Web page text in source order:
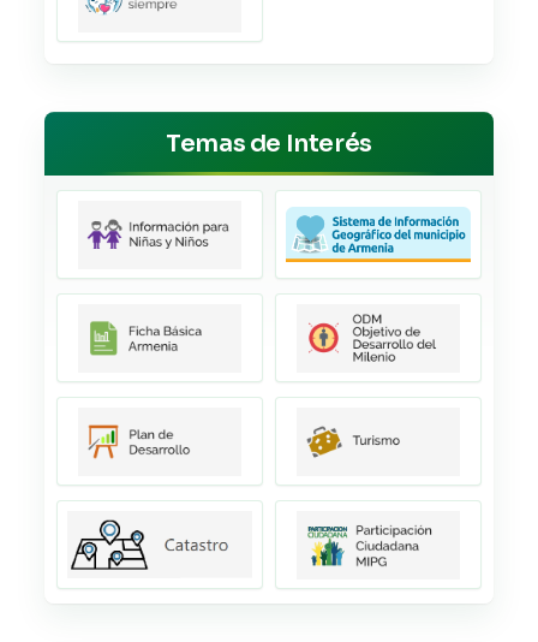
Temas de Interés